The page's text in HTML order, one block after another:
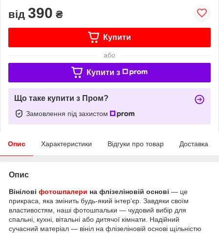
від 390 ₴
Купити
або
Купити з
Що таке купити з Пром?
Замовлення під захистом
Опис Характеристики Відгуки про товар Доставка
Опис
Вінілові фотошпалери на флізеліновій основі — це
прикраса, яка змінить будь-який інтер'єр. Завдяки своїм
властивостям, наші фотошпальки — чудовий вибір для
спальні, кухні, вітальні або дитячої кімнати. Надійний
сучасний матеріал — вініл на флізеліновій основі щільністю